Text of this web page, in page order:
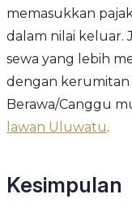
memasukkan
dalam nilai keluar.
sewa yang lebih
dengan kerumitan
Berawa/Canggu
lawan Uluwatu.
Kesimpulan